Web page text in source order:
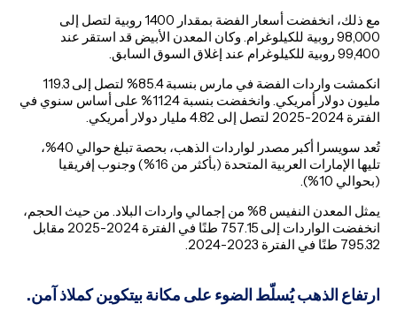
مع ذلك، انخفضت أسعار الفضة بمقدار 1400 روبية لتصل إلى
98,000 روبية للكيلوغرام. وكان المعدن الأبيض قد استقر عند
99,400 روبية للكيلوغرام عند إغلاق السوق السابق.
انكمشت واردات الفضة في مارس بنسبة 85.4% لتصل إلى 119.3
مليون دولار أمريكي. وانخفضت بنسبة 11.24% على أساس سنوي في
الفترة 2024-2025 لتصل إلى 4.82 مليار دولار أمريكي.
تُعد سويسرا أكبر مصدر لواردات الذهب، بحصة تبلغ حوالي 40%،
تليها الإمارات العربية المتحدة (بأكثر من 16%) وجنوب إفريقيا
(بحوالي 10%).
يمثل المعدن النفيس 8% من إجمالي واردات البلاد. من حيث الحجم،
انخفضت الواردات إلى 757.15 طنًا في الفترة 2024-2025 مقابل
795.32 طنًا في الفترة 2023-2024.
ارتفاع الذهب يُسلّط الضوء على مكانة بيتكوين كملاذ آمن.